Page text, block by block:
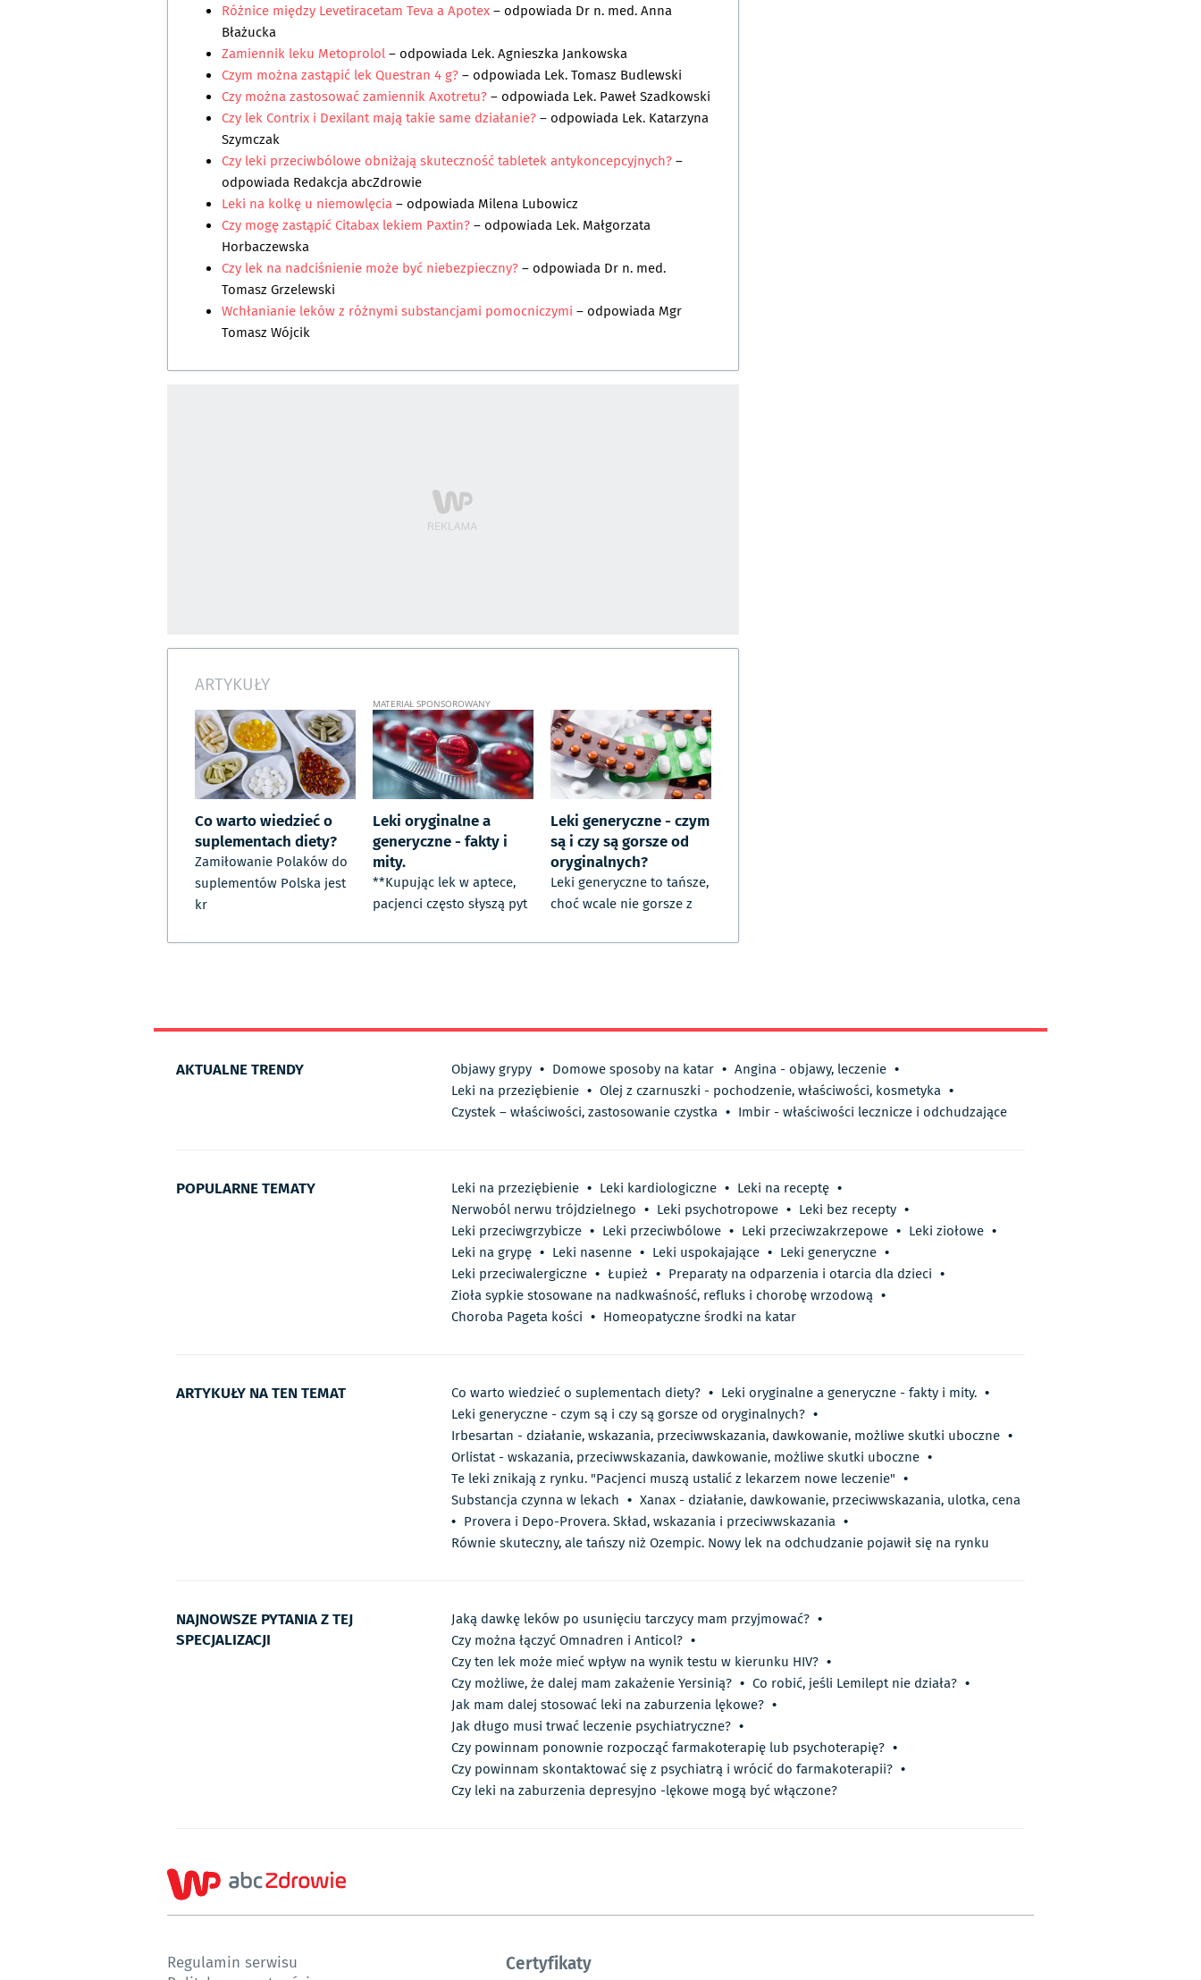
Różnice między Levetiracetam Teva a Apotex– odpowiada Dr n. med. Anna
Błażucka
Zamiennik leku Metoprolol– odpowiada Lek. Agnieszka Jankowska
Czym można zastąpić lek Questran 4 g?– odpowiada Lek. Tomasz Budlewski
Czy można zastosować zamiennik Axotretu?– odpowiada Lek. Paweł Szadkowski
Czy lek Contrix i Dexilant mają takie same działanie?– odpowiada Lek. Katarzyna
Szymczak
Czy leki przeciwbólowe obniżają skuteczność tabletek antykoncepcyjnych?–
odpowiada Redakcja abcZdrowie
Leki na kolkę u niemowlęcia– odpowiada Milena Lubowicz
Czy mogę zastąpić Citabax lekiem Paxtin?– odpowiada Lek. Małgorzata
Horbaczewska
Czy lek na nadciśnienie może być niebezpieczny?– odpowiada Dr n. med.
Tomasz Grzelewski
Wchłanianie leków z różnymi substancjami pomocniczymi – odpowiada Mgr
Tomasz Wójcik
ARTYKUŁY
Co warto wiedzieć o
suplementach diety?
Zamiłowanie Polaków do
suplementów Polska jest
kr
Leki oryginalne a
generyczne - fakty i
mity.
**Kupując lek w aptece,
pacjenci często słyszą pyt
Leki generyczne - czym
są i czy są gorsze od
oryginalnych?
Leki generyczne to tańsze,
choć wcale nie gorsze z
AKTUALNE TRENDY Objawy grypy • Domowe sposoby na katar • Angina - objawy, leczenie •
Leki na przeziębienie • Olej z czarnuszki - pochodzenie, właściwości, kosmetyka •
Czystek – właściwości, zastosowanie czystka • Imbir - właściwości lecznicze i odchudzające
POPULARNE TEMATY Leki na przeziębienie • Leki kardiologiczne • Leki na receptę •
Nerwoból nerwu trójdzielnego • Leki psychotropowe • Leki bez recepty •
Leki przeciwgrzybicze • Leki przeciwbólowe • Leki przeciwzakrzepowe • Leki ziołowe •
Leki na grypę • Leki nasenne • Leki uspokajające • Leki generyczne •
Leki przeciwalergiczne • Łupież • Preparaty na odparzenia i otarcia dla dzieci •
Zioła sypkie stosowane na nadkwaśność, refluks i chorobę wrzodową •
Choroba Pageta kości • Homeopatyczne środki na katar
ARTYKUŁY NA TEN TEMAT Co warto wiedzieć o suplementach diety? • Leki oryginalne a generyczne - fakty i mity. •
Leki generyczne - czym są i czy są gorsze od oryginalnych? •
Irbesartan - działanie, wskazania, przeciwwskazania, dawkowanie, możliwe skutki uboczne •
Orlistat - wskazania, przeciwwskazania, dawkowanie, możliwe skutki uboczne •
Te leki znikają z rynku. "Pacjenci muszą ustalić z lekarzem nowe leczenie" •
Substancja czynna w lekach • Xanax - działanie, dawkowanie, przeciwwskazania, ulotka, cena
• Provera i Depo-Provera. Skład, wskazania i przeciwwskazania •
Równie skuteczny, ale tańszy niż Ozempic. Nowy lek na odchudzanie pojawił się na rynku
NAJNOWSZE PYTANIA Z TEJ
SPECJALIZACJI
Jaką dawkę leków po usunięciu tarczycy mam przyjmować? •
Czy można łączyć Omnadren i Anticol? •
Czy ten lek może mieć wpływ na wynik testu w kierunku HIV? •
Czy możliwe, że dalej mam zakażenie Yersinią? • Co robić, jeśli Lemilept nie działa? •
Jak mam dalej stosować leki na zaburzenia lękowe? •
Jak długo musi trwać leczenie psychiatryczne? •
Czy powinnam ponownie rozpocząć farmakoterapię lub psychoterapię? •
Czy powinnam skontaktować się z psychiatrą i wrócić do farmakoterapii? •
Czy leki na zaburzenia depresyjno -lękowe mogą być włączone?
Regulamin serwisu
Certyfikaty